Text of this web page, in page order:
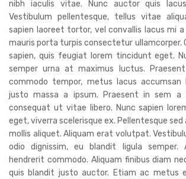
nibh iaculis vitae. Nunc auctor quis
Vestibulum pellentesque, tellus vitae
sapien laoreet tortor, vel convallis lacus mi a
mauris porta turpis consectetur ullamcorper.
sapien, quis feugiat lorem tincidunt eget.
semper urna at maximus luctus.
commodo tempor, metus lacus accumsan
justo massa a ipsum. Praesent in sem a
consequat ut vitae libero. Nunc sapien
eget, viverra scelerisque ex. Pellentesque
mollis aliquet. Aliquam erat volutpat.
odio dignissim, eu blandit ligula semper.
hendrerit commodo. Aliquam finibus diam
quis blandit justo auctor. Etiam ac metus